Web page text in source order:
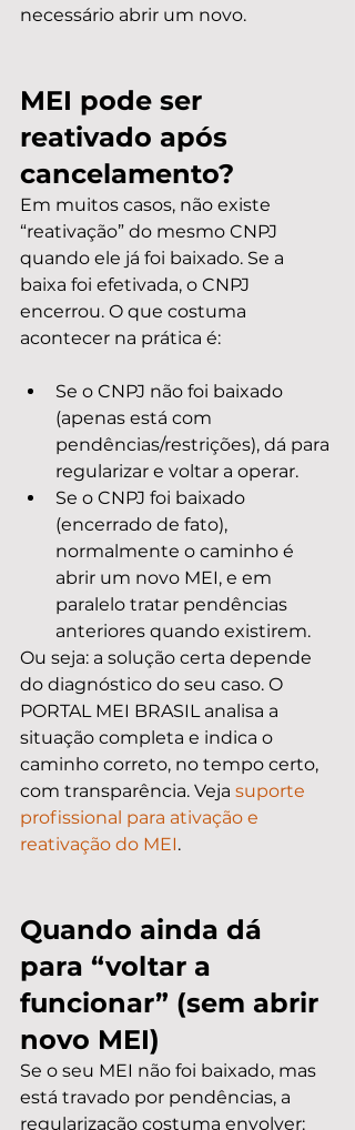
necessário abrir um novo.
MEI pode ser
reativado após
cancelamento?
Em muitos casos, não existe
“reativação” do mesmo CNPJ
quando ele já foi baixado. Se a
baixa foi efetivada, o CNPJ
encerrou. O que costuma
acontecer na prática é:
Se o CNPJ não foi baixado
(apenas está com
pendências/restrições), dá para
regularizar e voltar a operar.
Se o CNPJ foi baixado
(encerrado de fato),
normalmente o caminho é
abrir um novo MEI, e em
paralelo tratar pendências
anteriores quando existirem.
Ou seja: a solução certa depende
do diagnóstico do seu caso. O
PORTAL MEI BRASIL analisa a
situação completa e indica o
caminho correto, no tempo certo,
com transparência. Veja suporte
profissional para ativação e
reativação do MEI.
Quando ainda dá
para “voltar a
funcionar” (sem abrir
novo MEI)
Se o seu MEI não foi baixado, mas
está travado por pendências, a
regularização costuma envolver: